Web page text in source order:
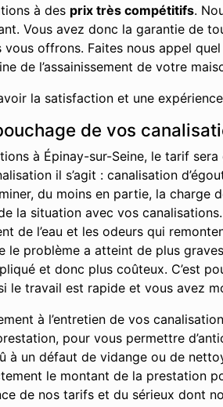
à des prix très compétitifs.
Vous avez donc la garantie de
vous offrons. Faites nous appel
de l’assainissement de votre
la satisfaction et une
de vos
à Épinay-sur-Seine, le tarif
il s’agit : canalisation
du moins en partie, la charge
la situation avec vos
de l’eau et les odeurs qui
le problème a atteint de plus
et donc plus coûteux. C’est
le travail est rapide et vous avez
à l’entretien de vos
pour vous permettre
un défaut de vidange ou de
le montant de la prestation
de nos tarifs et du sérieux dont